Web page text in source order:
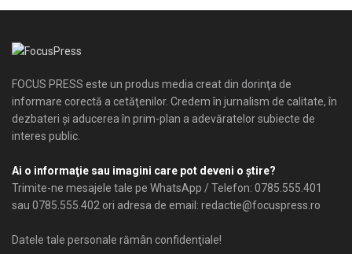
FOCUS PRESS este un produs media creat din dorinţa de
informare corectă a cetăţenilor. Credem în jurnalism de calitate, în
dezbateri şi aducerea în prim-plan a adevăratelor subiecte de
interes public.
Ai o informaţie sau imagini care pot deveni o ştire?
Trimite-ne mesajele tale pe WhatsApp / Telefon: 0785.555.401
sau 0785.555.402 ori adresa de email: redactie@focuspress.ro
Datele tale personale rămân confidenţiale!